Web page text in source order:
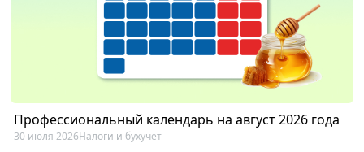
Профессиональный календарь на август 2026 года
30 июля 2026Налоги и бухучет